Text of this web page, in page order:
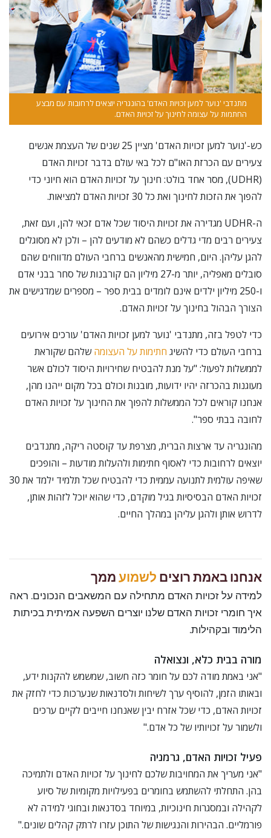
מתנדבי 'נוער למען זכויות האדם' בהונגריה יוצאים לרחובות עם מבצע
החתמות על עצומה לחינוך על זכויות האדם.
כש-'נוער למען זכויות האדם' מציין 25 שנים של העצמת אנשים
צעירים עם הכרזת האו"ם לכל באי עולם בדבר זכויות האדם
(UDHR), מסר אחד בולט: חינוך על זכויות האדם הוא חיוני כדי
להפוך את הזכות לחינוך ואת כל 30 זכויות האדם למציאות.
ה-UDHR מגדירה את זכויות היסוד שכל אדם זכאי להן, ועם זאת,
צעירים רבים מדי גדלים כשהם לא מודעים להן – ולכן לא מסוגלים
להגן עליהן. היום, חמישית מהאנשים ברחבי העולם מדווחים שהם
סובלים מאפליה, יותר מ-27 מיליון הם קורבנות של סחר בבני אדם
ו-250 מיליון ילדים אינם לומדים בבית ספר – מספרים שמדגישים את
הצורך הבהול בחינוך על זכויות האדם.
כדי לטפל בזה, מתנדבי 'נוער למען זכויות האדם' עורכים אירועים
ברחבי העולם כדי להשיג חתימות על העצומהשלהם שקוראת
לממשלות לפעול: "על מנת להבטיח שחירויות היסוד לכולם אשר
מעוגנות בהכרזה יהיו ידועות, מובנות וכולם בכל מקום ייהנו מהן,
אנחנו קוראים לכל הממשלות להפוך את החינוך על זכויות האדם
לחובה בבתי ספר".
מהונגריה עד ארצות הברית, מצרפת עד קוסטה ריקה, מתנדבים
יוצאים לרחובות כדי לאסוף חתימות ולהעלות מודעות – והופכים
שאיפה עולמית לתנועה עממית כדי להבטיח שכל תלמיד ילמד את 30
זכויות האדם הבסיסיות בגיל מוקדם, כדי שהוא יוכל לזהות אותן,
לדרוש אותן ולהגן עליהן במהלך החיים.
אנחנו באמת רוצים לשמוע ממך
למידה על זכויות האדם מתחילה עם המשאבים הנכונים. ראה
איך חומרי זכויות האדם שלנו יוצרים השפעה אמיתית בכיתות
הלימוד ובקהילות.
מורה בבית כלא, ונצואלה
"אני באמת מודה לכם על חומר כזה חשוב, שמשמש להקנות ידע,
ובאותו הזמן, להוסיף ערך לשיחות ולסדנאות שנערכות כדי לחזק את
זכויות האדם, כדי שכל אזרח יבין שאנחנו חייבים לקיים ערכים
ולשמור על זכויותיו של כל אדם."
פעיל זכויות האדם, גרמניה
"אני מעריך את המחויבות שלכם לחינוך על זכויות האדם ולתמיכה
בהן. התחלתי להשתמש בחומרים בפעילויות מקומיות של סיוע
לקהילה ובמסגרות חינוכיות, במיוחד בסדנאות ובחוגי למידה לא
פורמליים. הבהירות והנגישות של התוכן עזרו לרתק קהלים שונים."